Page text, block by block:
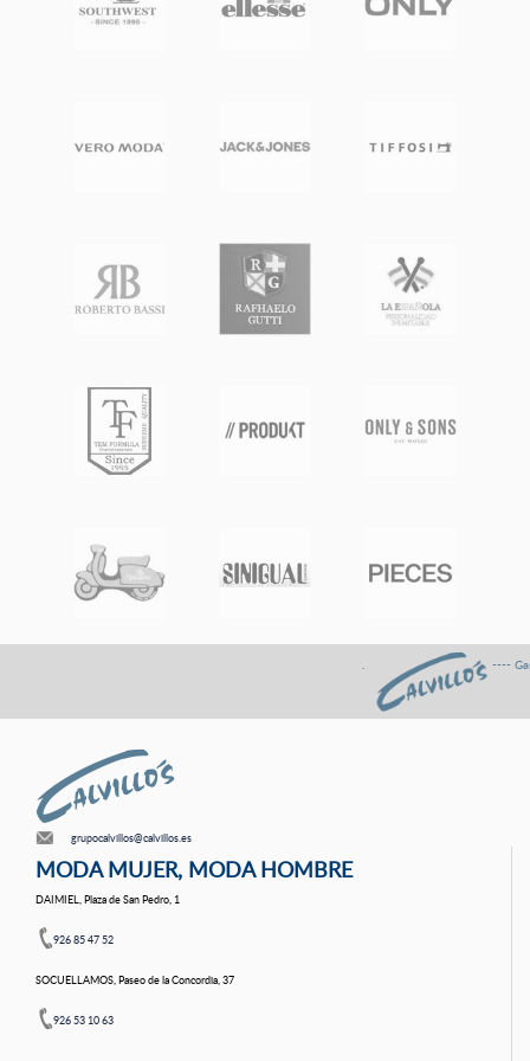
. ---- Gastos de envÍo
grupocalvillos@calvillos.es
MODA MUJER, MODA HOMBRE
DAIMIEL, Plaza de San Pedro, 1
926 85 47 52
SOCUELLAMOS, Paseo de la Concordia, 37
926 53 10 63